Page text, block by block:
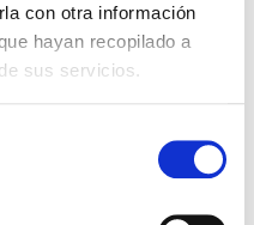
con otra información
hayan recopilado a
sus servicios.
este